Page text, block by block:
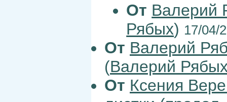
От Валерий
Рябых) 17/04/
От Валерий
(Валерий
От Ксения